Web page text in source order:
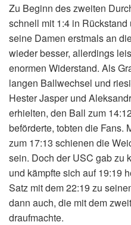
Zu Beginn des zweiten
schnell mit 1:4 in
seine Damen erstmals an
wieder besser, allerdings
enormen Widerstand. Als
langen Ballwechsel und
Hester Jasper und
erhielten, den Ball zum
beförderte, tobten die Fans.
zum 17:13 schienen die
sein. Doch der USC gab zu
und kämpfte sich auf 19:19
Satz mit dem 22:19 zu
dann auch, die mit dem
draufmachte.